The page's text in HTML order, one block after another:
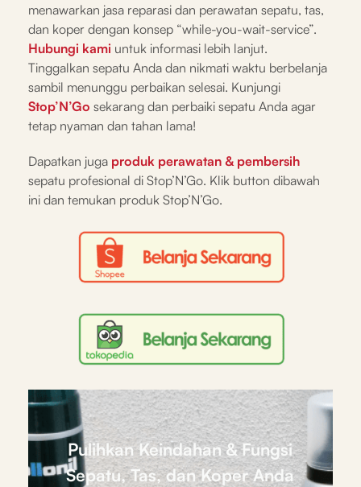
menawarkan jasa reparasi dan perawatan sepatu, tas,
dan koper dengan konsep “while-you-wait-service”.
Hubungi kami untuk informasi lebih lanjut.
Tinggalkan sepatu Anda dan nikmati waktu berbelanja
sambil menunggu perbaikan selesai. Kunjungi
Stop’N’Go sekarang dan perbaiki sepatu Anda agar
tetap nyaman dan tahan lama!
Dapatkan juga produk perawatan & pembersih
sepatu profesional di Stop’N’Go. Klik button dibawah
ini dan temukan produk Stop’N’Go.
Pulihkan Keindahan & Fungsi
Sepatu, Tas, dan Koper Anda